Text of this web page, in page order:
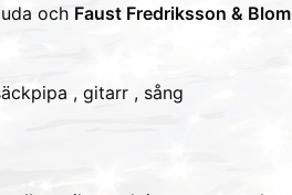
och Faust Fredriksson & Blom
, gitarr , sång